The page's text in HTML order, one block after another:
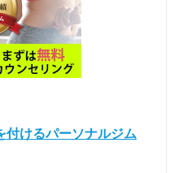
付けるパーソナルジム